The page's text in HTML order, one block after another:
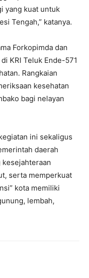
yang kuat untuk
Tengah,” katanya.
Forkopimda dan
KRI Teluk Ende-571
Rangkaian
kesehatan
bagi nelayan
ini sekaligus
daerah
kesejahteraan
serta memperkuat
kota memiliki
lembah,